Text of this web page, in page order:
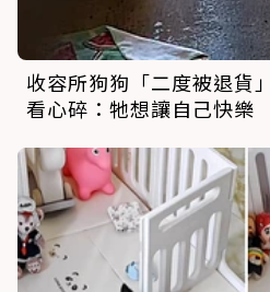
收容所狗狗「二度被退貨
看心碎：牠想讓自己快樂